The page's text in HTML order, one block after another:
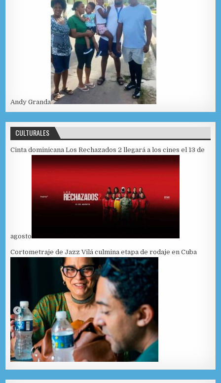
Andy Granda
CULTURALES
Cinta dominicana Los Rechazados 2 llegará a los cines el 13 de
agosto
Cortometraje de Jazz Vilá culmina etapa de rodaje en Cuba